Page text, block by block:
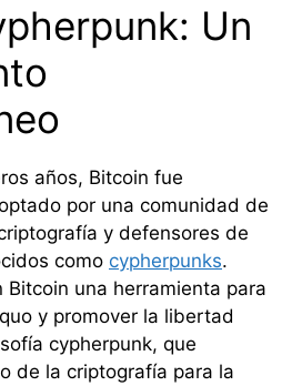
Un
años, Bitcoin fue
por una comunidad de
y defensores de
como cypherpunks.
Bitcoin una herramienta para
y promover la libertad
cypherpunk, que
de la criptografía para la